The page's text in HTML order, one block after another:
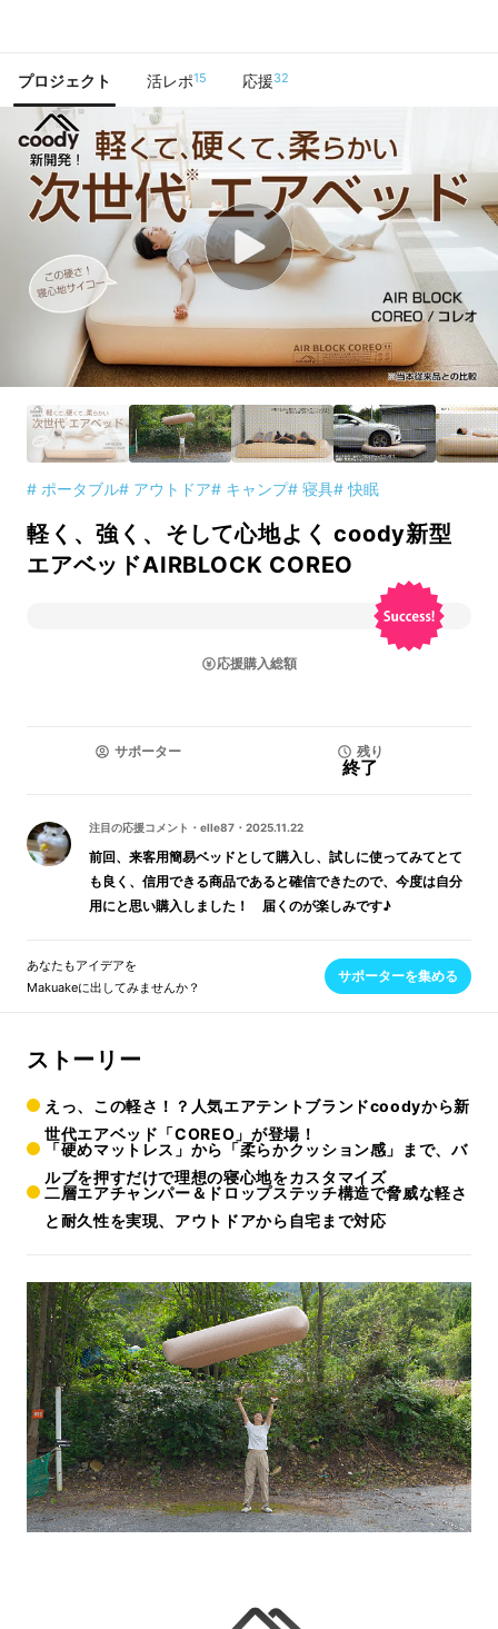
プロジェクト 活レポ15 応援32
# ポータブル# アウトドア# キャンプ# 寝具# 快眠
軽く、強く、そして心地よく coody新型
エアベッドAIRBLOCK COREO
応援購入総額
サポーター 残り
終了
注目の応援コメント ・ elle87 ・ 2025.11.22
前回、来客用簡易ベッドとして購入し、試しに使ってみてとて
も良く、信用できる商品であると確信できたので、今度は自分
用にと思い購入しました！ 届くのが楽しみです♪
あなたもアイデアを
Makuakeに出してみませんか？
サポーターを集める
ストーリー
えっ、この軽さ！？人気エアテントブランドcoodyから新
世代エアベッド「COREO」が登場！
「硬めマットレス」から「柔らかクッション感」まで、バ
ルブを押すだけで理想の寝心地をカスタマイズ
二層エアチャンパー＆ドロップステッチ構造で脅威な軽さ
と耐久性を実現、アウトドアから自宅まで対応